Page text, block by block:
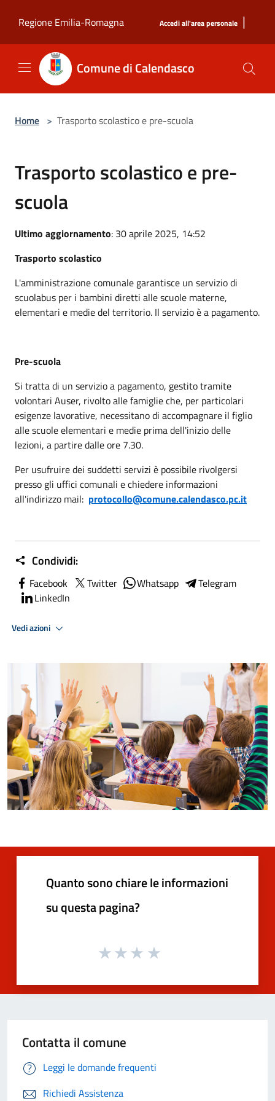
Regione Emilia-Romagna
Accedi all'area personale |
Comune di Calendasco
Home > Trasporto scolastico e pre-scuola
Trasporto scolastico e pre-
scuola
Ultimo aggiornamento: 30 aprile 2025, 14:52
Trasporto scolastico
L'amministrazione comunale garantisce un servizio di
scuolabus per i bambini diretti alle scuole materne,
elementari e medie del territorio. Il servizio è a pagamento.
Pre-scuola
Si tratta di un servizio a pagamento, gestito tramite
volontari Auser, rivolto alle famiglie che, per particolari
esigenze lavorative, necessitano di accompagnare il figlio
alle scuole elementari e medie prima dell'inizio delle
lezioni, a partire dalle ore 7.30.
Per usufruire dei suddetti servizi è possibile rivolgersi
presso gli uffici comunali e chiedere informazioni
all'indirizzo mail: protocollo@comune.calendasco.pc.it
Condividi:
Facebook Twitter Whatsapp
Telegram
LinkedIn
Vedi azioni
Quanto sono chiare le informazioni
su questa pagina?
Contatta il comune
Leggi le domande frequenti
Richiedi Assistenza